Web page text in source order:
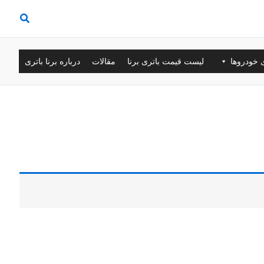
خودروها لیست قیمت باتری برنا مقالات درباره برنا باتری